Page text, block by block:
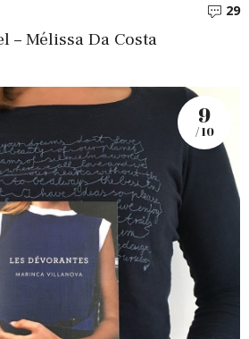
29
– Mélissa Da Costa
9
/ 10